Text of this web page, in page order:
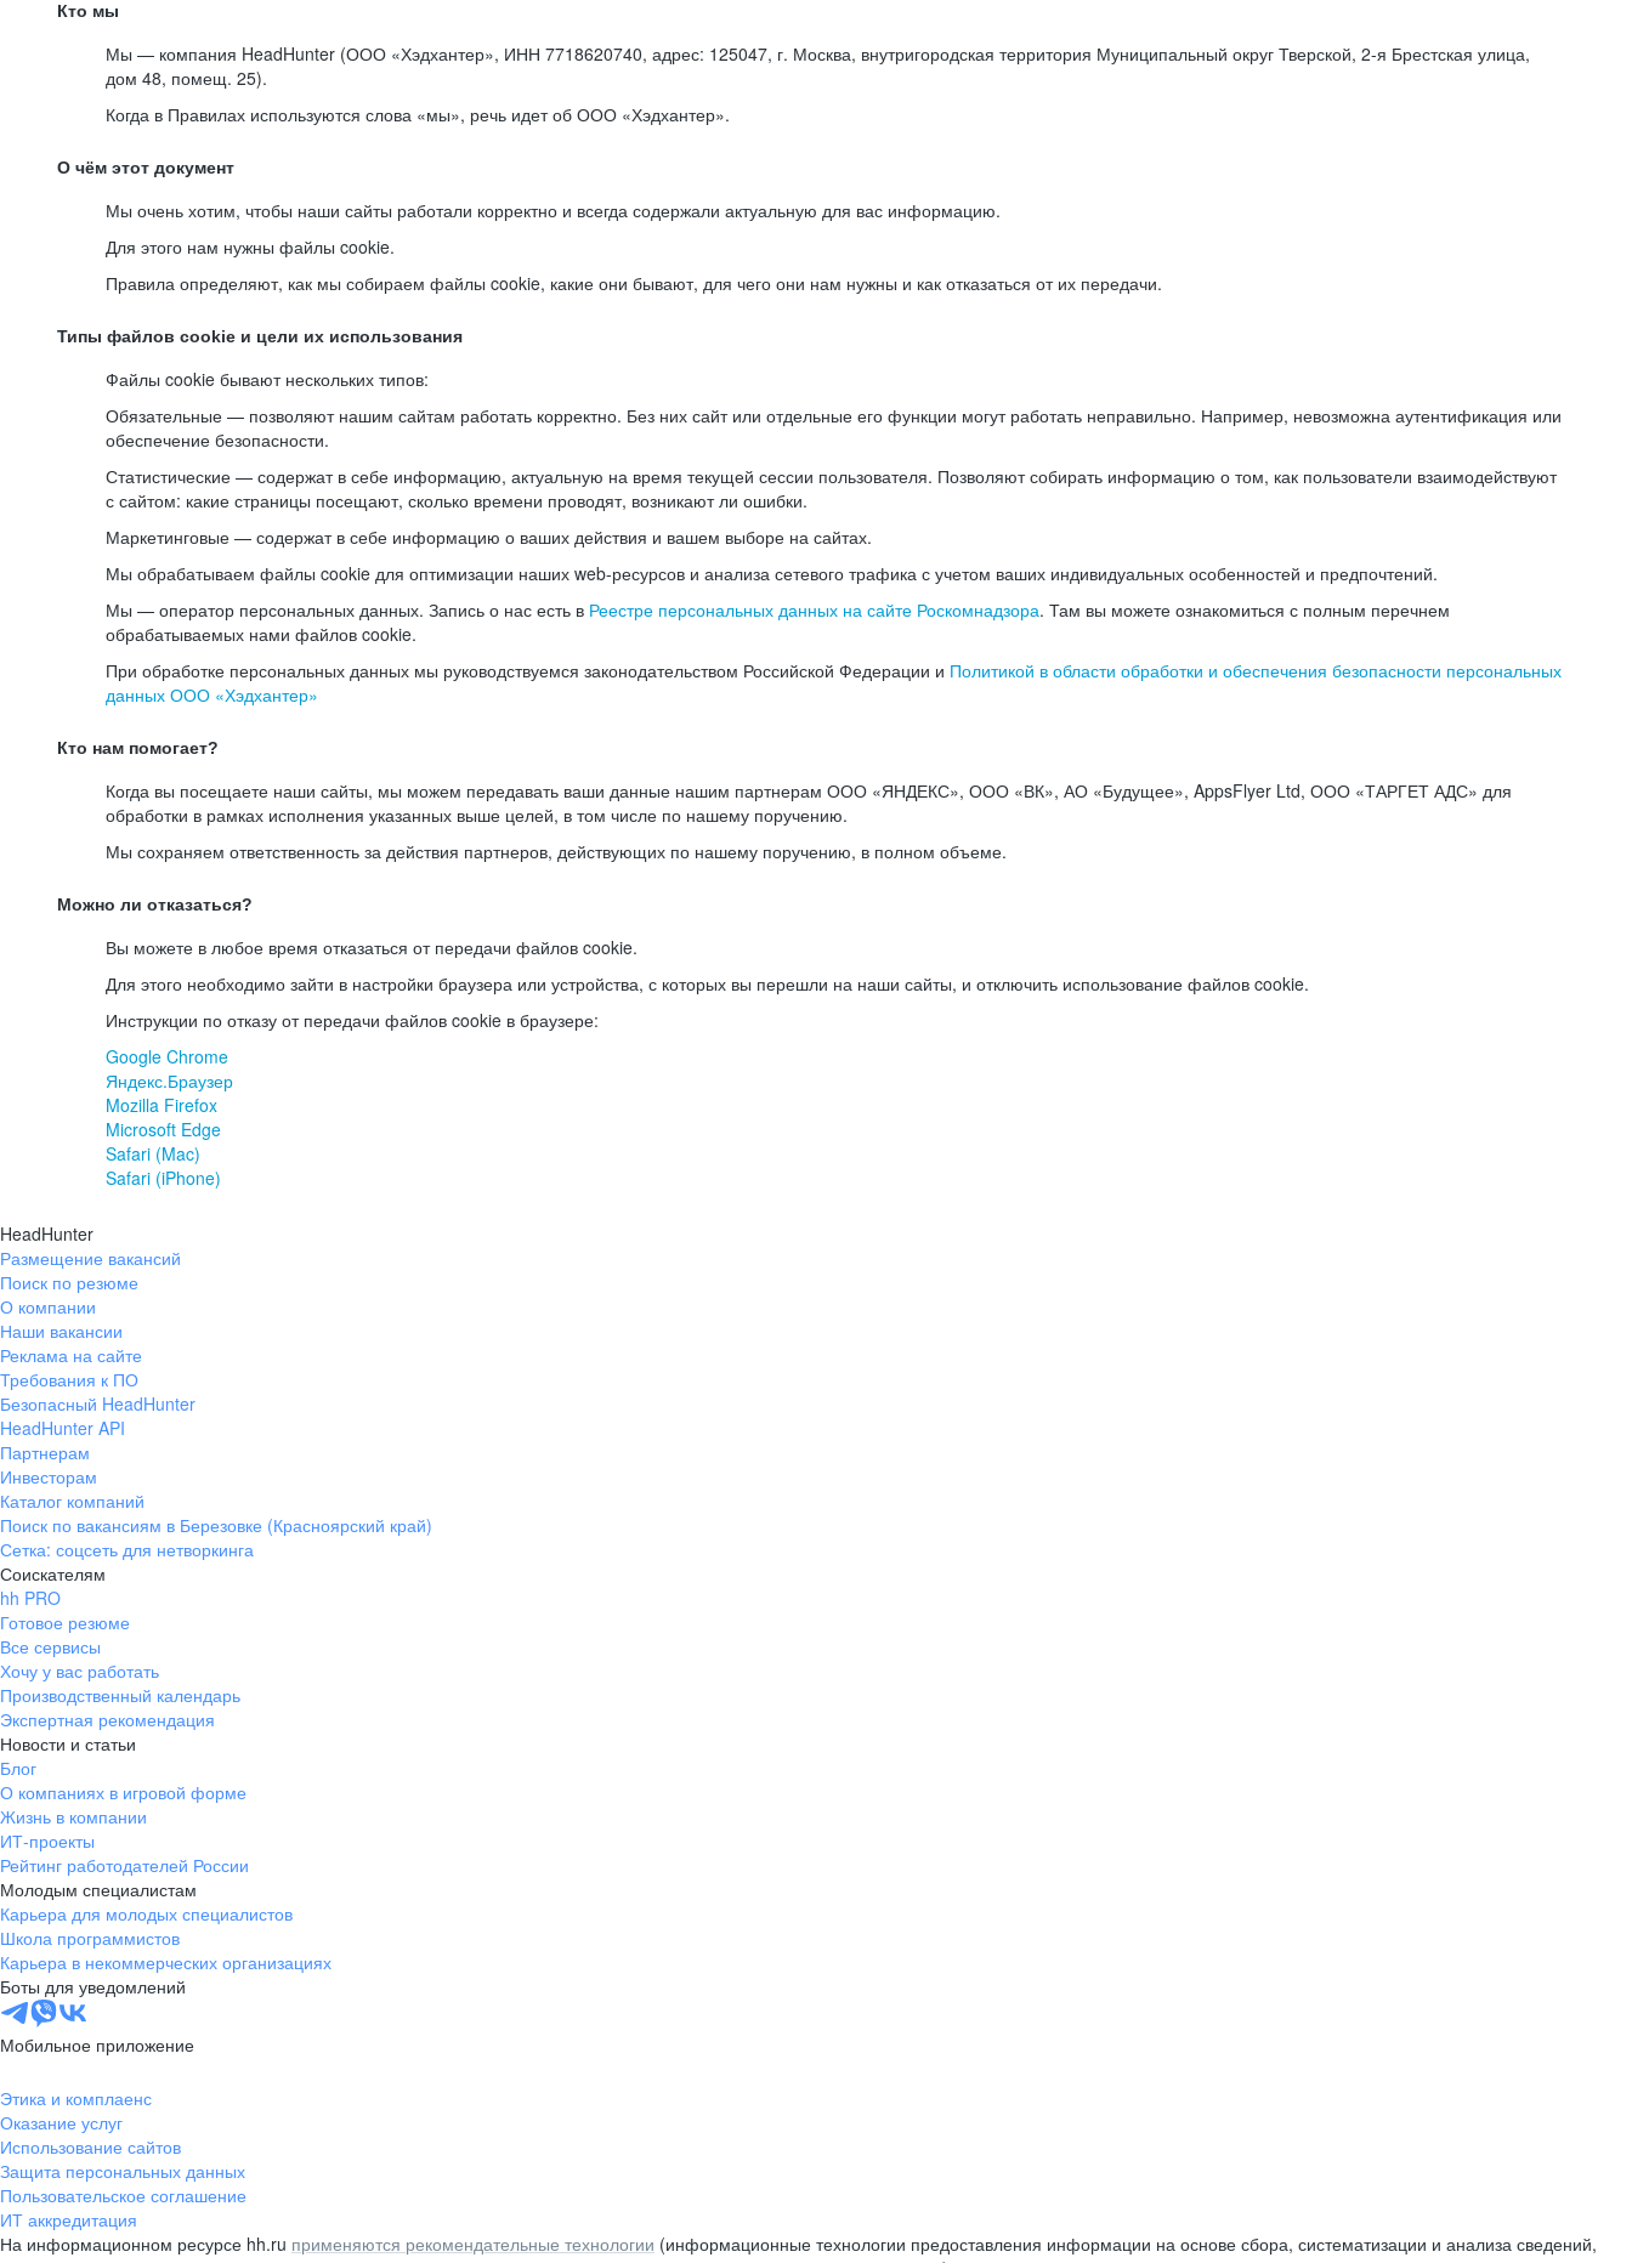
Кто мы
Мы — компания HeadHunter (ООО «Хэдхантер», ИНН 7718620740, адрес: 125047, г. Москва, внутригородская территория Муниципальный округ Тверской, 2-я Брестская улица,
дом 48, помещ. 25).
Когда в Правилах используются слова «мы», речь идет об ООО «Хэдхантер».
О чём этот документ
Мы очень хотим, чтобы наши сайты работали корректно и всегда содержали актуальную для вас информацию.
Для этого нам нужны файлы cookie.
Правила определяют, как мы собираем файлы cookie, какие они бывают, для чего они нам нужны и как отказаться от их передачи.
Типы файлов cookie и цели их использования
Файлы cookie бывают нескольких типов:
Обязательные — позволяют нашим сайтам работать корректно. Без них сайт или отдельные его функции могут работать неправильно. Например, невозможна аутентификация или
обеспечение безопасности.
Статистические — содержат в себе информацию, актуальную на время текущей сессии пользователя. Позволяют собирать информацию о том, как пользователи взаимодействуют
с сайтом: какие страницы посещают, сколько времени проводят, возникают ли ошибки.
Маркетинговые — содержат в себе информацию о ваших действия и вашем выборе на сайтах.
Мы обрабатываем файлы cookie для оптимизации наших web-ресурсов и анализа сетевого трафика с учетом ваших индивидуальных особенностей и предпочтений.
Мы — оператор персональных данных. Запись о нас есть в Реестре персональных данных на сайте Роскомнадзора. Там вы можете ознакомиться с полным перечнем
обрабатываемых нами файлов cookie.
При обработке персональных данных мы руководствуемся законодательством Российской Федерации и Политикой в области обработки и обеспечения безопасности персональных
данных ООО «Хэдхантер»
Кто нам помогает?
Когда вы посещаете наши сайты, мы можем передавать ваши данные нашим партнерам ООО «ЯНДЕКС», ООО «ВК», АО «Будущее», AppsFlyer Ltd, ООО «ТАРГЕТ АДС» для
обработки в рамках исполнения указанных выше целей, в том числе по нашему поручению.
Мы сохраняем ответственность за действия партнеров, действующих по нашему поручению, в полном объеме.
Можно ли отказаться?
Вы можете в любое время отказаться от передачи файлов cookie.
Для этого необходимо зайти в настройки браузера или устройства, с которых вы перешли на наши сайты, и отключить использование файлов cookie.
Инструкции по отказу от передачи файлов cookie в браузере:
Google Chrome
Яндекс.Браузер
Mozilla Firefox
Microsoft Edge
Safari (Mac)
Safari (iPhone)
HeadHunter
Размещение вакансий
Поиск по резюме
О компании
Наши вакансии
Реклама на сайте
Требования к ПО
Безопасный HeadHunter
HeadHunter API
Партнерам
Инвесторам
Каталог компаний
Поиск по вакансиям в Березовке (Красноярский край)
Сетка: соцсеть для нетворкинга
Соискателям
hh PRO
Готовое резюме
Все сервисы
Хочу у вас работать
Производственный календарь
Экспертная рекомендация
Новости и статьи
Блог
О компаниях в игровой форме
Жизнь в компании
ИТ-проекты
Рейтинг работодателей России
Молодым специалистам
Карьера для молодых специалистов
Школа программистов
Карьера в некоммерческих организациях
Боты для уведомлений
Мобильное приложение
Этика и комплаенс
Оказание услуг
Использование сайтов
Защита персональных данных
Пользовательское соглашение
ИТ аккредитация
На информационном ресурсе hh.ru применяются рекомендательные технологии (информационные технологии предоставления информации на основе сбора, систематизации и анализа сведений,